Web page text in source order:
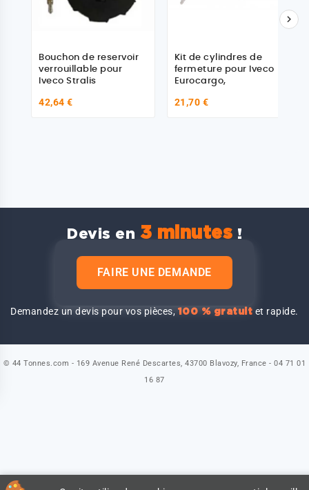
Bouchon de reservoir
verrouillable pour
Iveco Stralis
42,64 €
Kit de cylindres de
fermeture pour Iveco
Eurocargo,
21,70 €

Devis en 3 minutes !
FAIRE UNE DEMANDE
Demandez un devis pour vos pièces,100 % gratuit et rapide.
© 44 Tonnes.com - 169 Avenue René Descartes, 43700 Blavozy, France - 04 71 01
16 87